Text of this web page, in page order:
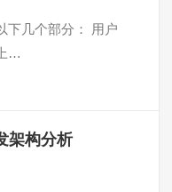
下几个部分： 用户
…
架构分析